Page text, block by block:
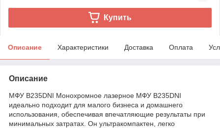
Купить
Описание Характеристики Доставка Оплата
Описание
МФУ B235DNI Монохромное лазерное МФУ B235DNI
идеально подходит для малого бизнеса и домашнего
использования, обеспечивая впечатляющие результаты при
минимальных затратах. Он ультракомпактен, легко